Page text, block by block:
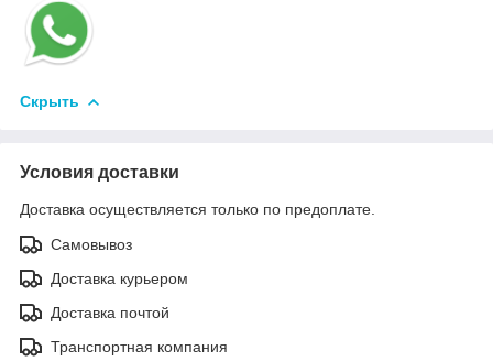
Скрыть
Условия доставки
Доставка осуществляется только по предоплате.
Самовывоз
Доставка курьером
Доставка почтой
Транспортная компания